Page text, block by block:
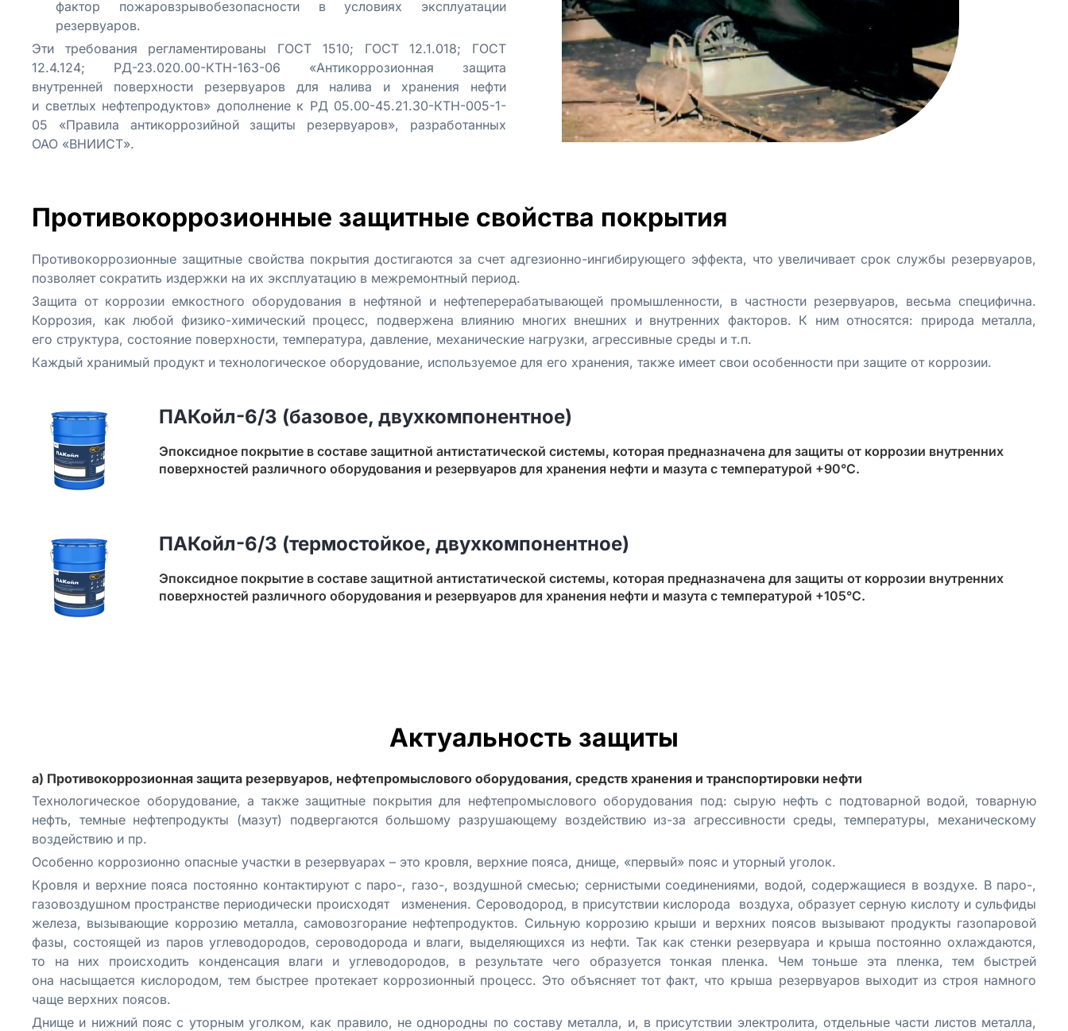
фактор пожаровзрывобезопасности в условиях эксплуатации
резервуаров.
Эти требования регламентированы ГОСТ 1510; ГОСТ 12.1.018; ГОСТ
12.4.124; РД-23.020.00-КТН-163-06 «Антикоррозионная защита
внутренней поверхности резервуаров для налива и хранения нефти
и светлых нефтепродуктов» дополнение к РД 05.00-45.21.30-КТН-005-1-
05 «Правила антикоррозийной защиты резервуаров», разработанных
ОАО «ВНИИСТ».
Противокоррозионные защитные свойства покрытия
Противокоррозионные защитные свойства покрытия достигаются за счет адгезионно-ингибирующего эффекта, что увеличивает срок службы резервуаров,
позволяет сократить издержки на их эксплуатацию в межремонтный период.
Защита от коррозии емкостного оборудования в нефтяной и нефтеперерабатывающей промышленности, в частности резервуаров, весьма специфична.
Коррозия, как любой физико-химический процесс, подвержена влиянию многих внешних и внутренних факторов. К ним относятся: природа металла,
его структура, состояние поверхности, температура, давление, механические нагрузки, агрессивные среды и т.п.
Каждый хранимый продукт и технологическое оборудование, используемое для его хранения, также имеет свои особенности при защите от коррозии.
ПАКойл-6/3 (базовое, двухкомпонентное)
Эпоксидное покрытие в составе защитной антистатической системы, которая предназначена для защиты от коррозии внутренних
поверхностей различного оборудования и резервуаров для хранения нефти и мазута с температурой +90°С.
ПАКойл-6/3 (термостойкое, двухкомпонентное)
Эпоксидное покрытие в составе защитной антистатической системы, которая предназначена для защиты от коррозии внутренних
поверхностей различного оборудования и резервуаров для хранения нефти и мазута с температурой +105°С.
Актуальность защиты
а) Противокоррозионная защита резервуаров, нефтепромыслового оборудования, средств хранения и транспортировки нефти
Технологическое оборудование, а также защитные покрытия для нефтепромыслового оборудования под: сырую нефть с подтоварной водой, товарную
нефть, темные нефтепродукты (мазут) подвергаются большому разрушающему воздействию из-за агрессивности среды, температуры, механическому
воздействию и пр.
Особенно коррозионно опасные участки в резервуарах – это кровля, верхние пояса, днище, «первый» пояс и уторный уголок.
Кровля и верхние пояса постоянно контактируют с паро-, газо-, воздушной смесью; сернистыми соединениями, водой, содержащиеся в воздухе. В паро-,
газовоздушном пространстве периодически происходят изменения. Сероводород, в присутствии кислорода воздуха, образует серную кислоту и сульфиды
железа, вызывающие коррозию металла, самовозгорание нефтепродуктов. Сильную коррозию крыши и верхних поясов вызывают продукты газопаровой
фазы, состоящей из паров углеводородов, сероводорода и влаги, выделяющихся из нефти. Так как стенки резервуара и крыша постоянно охлаждаются,
то на них происходить конденсация влаги и углеводородов, в результате чего образуется тонкая пленка. Чем тоньше эта пленка, тем быстрей
она насыщается кислородом, тем быстрее протекает коррозионный процесс. Это объясняет тот факт, что крыша резервуаров выходит из строя намного
чаще верхних поясов.
Днище и нижний пояс с уторным уголком, как правило, не однородны по составу металла, и, в присутствии электролита, отдельные части листов металла,